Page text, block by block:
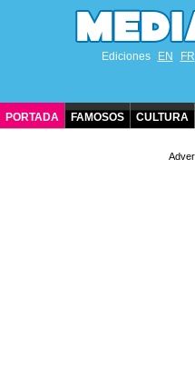
Ediciones EN FR
PORTADA FAMOSOS CULTURA